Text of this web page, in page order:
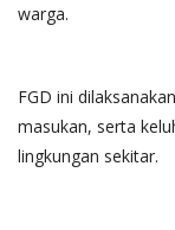
warga.
FGD ini
masukan, serta
lingkungan sekitar.